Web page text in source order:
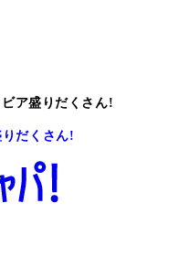
ア盛りだくさん!
だくさん!